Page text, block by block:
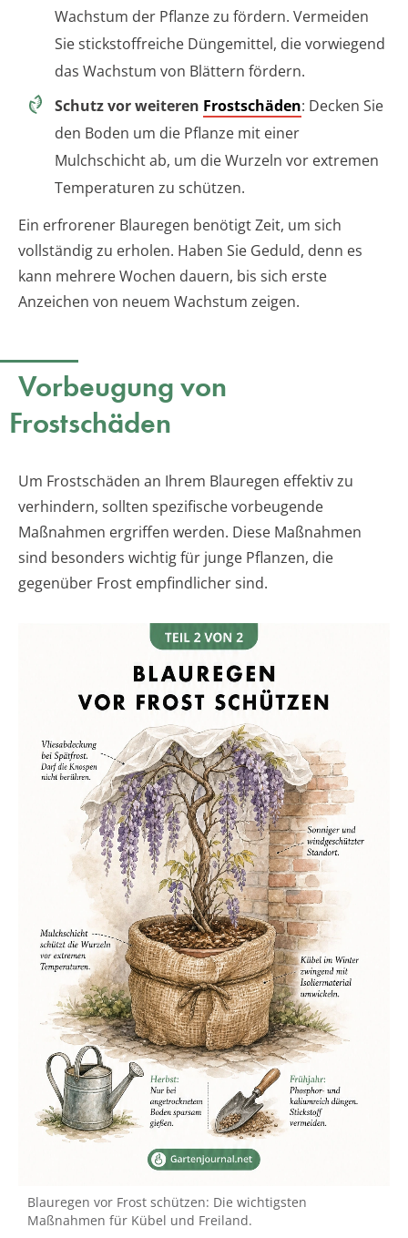
Wachstum der Pflanze zu fördern. Vermeiden
Sie stickstoffreiche Düngemittel, die vorwiegend
das Wachstum von Blättern fördern.
Schutz vor weiteren Frostschäden: Decken Sie
den Boden um die Pflanze mit einer
Mulchschicht ab, um die Wurzeln vor extremen
Temperaturen zu schützen.
Ein erfrorener Blauregen benötigt Zeit, um sich
vollständig zu erholen. Haben Sie Geduld, denn es
kann mehrere Wochen dauern, bis sich erste
Anzeichen von neuem Wachstum zeigen.
Vorbeugung von
Frostschäden
Um Frostschäden an Ihrem Blauregen effektiv zu
verhindern, sollten spezifische vorbeugende
Maßnahmen ergriffen werden. Diese Maßnahmen
sind besonders wichtig für junge Pflanzen, die
gegenüber Frost empfindlicher sind.
Blauregen vor Frost schützen: Die wichtigsten
Maßnahmen für Kübel und Freiland.